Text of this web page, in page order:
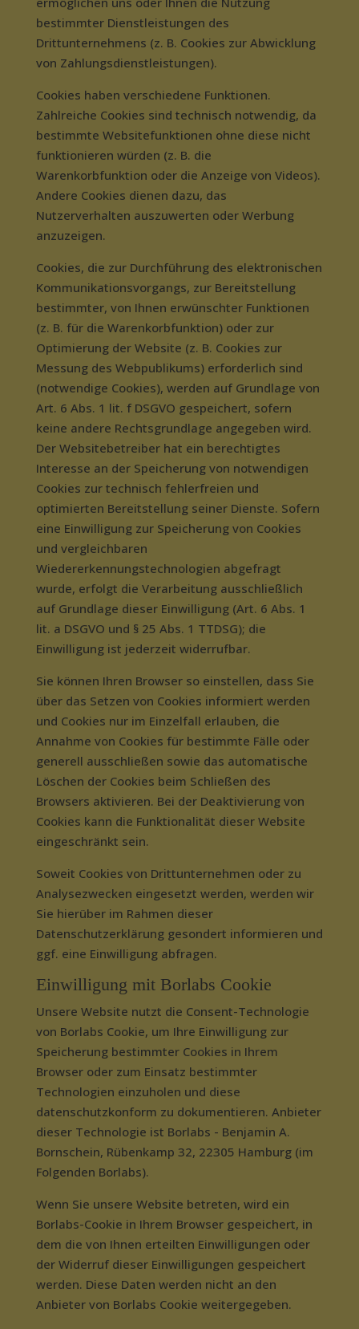
bestimmter Dienstleistungen des
Drittunternehmens (z. B. Cookies zur Abwicklung
von Zahlungsdienstleistungen).
Cookies haben verschiedene Funktionen.
Zahlreiche Cookies sind technisch notwendig, da
bestimmte Websitefunktionen ohne diese nicht
funktionieren würden (z. B. die
Warenkorbfunktion oder die Anzeige von Videos).
Andere Cookies dienen dazu, das
Nutzerverhalten auszuwerten oder Werbung
anzuzeigen.
Cookies, die zur Durchführung des elektronischen
Kommunikationsvorgangs, zur Bereitstellung
bestimmter, von Ihnen erwünschter Funktionen
(z. B. für die Warenkorbfunktion) oder zur
Optimierung der Website (z. B. Cookies zur
Messung des Webpublikums) erforderlich sind
(notwendige Cookies), werden auf Grundlage von
Art. 6 Abs. 1 lit. f DSGVO gespeichert, sofern
keine andere Rechtsgrundlage angegeben wird.
Der Websitebetreiber hat ein berechtigtes
Interesse an der Speicherung von notwendigen
Cookies zur technisch fehlerfreien und
optimierten Bereitstellung seiner Dienste. Sofern
eine Einwilligung zur Speicherung von Cookies
und vergleichbaren
Wiedererkennungstechnologien abgefragt
wurde, erfolgt die Verarbeitung ausschließlich
auf Grundlage dieser Einwilligung (Art. 6 Abs. 1
lit. a DSGVO und § 25 Abs. 1 TTDSG); die
Einwilligung ist jederzeit widerrufbar.
Sie können Ihren Browser so einstellen, dass Sie
über das Setzen von Cookies informiert werden
und Cookies nur im Einzelfall erlauben, die
Annahme von Cookies für bestimmte Fälle oder
generell ausschließen sowie das automatische
Löschen der Cookies beim Schließen des
Browsers aktivieren. Bei der Deaktivierung von
Cookies kann die Funktionalität dieser Website
eingeschränkt sein.
Soweit Cookies von Drittunternehmen oder zu
Analysezwecken eingesetzt werden, werden wir
Sie hierüber im Rahmen dieser
Datenschutzerklärung gesondert informieren und
ggf. eine Einwilligung abfragen.
Einwilligung mit Borlabs Cookie
Unsere Website nutzt die Consent-Technologie
von Borlabs Cookie, um Ihre Einwilligung zur
Speicherung bestimmter Cookies in Ihrem
Browser oder zum Einsatz bestimmter
Technologien einzuholen und diese
datenschutzkonform zu dokumentieren. Anbieter
dieser Technologie ist Borlabs - Benjamin A.
Bornschein, Rübenkamp 32, 22305 Hamburg (im
Folgenden Borlabs).
Wenn Sie unsere Website betreten, wird ein
Borlabs-Cookie in Ihrem Browser gespeichert, in
dem die von Ihnen erteilten Einwilligungen oder
der Widerruf dieser Einwilligungen gespeichert
werden. Diese Daten werden nicht an den
Anbieter von Borlabs Cookie weitergegeben.